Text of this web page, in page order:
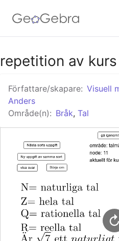
Google Classroom -
GeoGebra Classroom -
repetition av kurs
Författare/skapare: Visuell
Anders
Område(n): Bråk, Tal